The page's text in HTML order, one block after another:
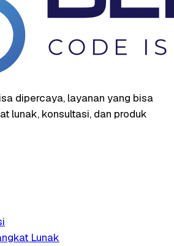
dipercaya, layanan yang bisa
lunak, konsultasi, dan produk
Lunak